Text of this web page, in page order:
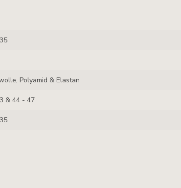
Polyamid & Elastan
& 44 - 47